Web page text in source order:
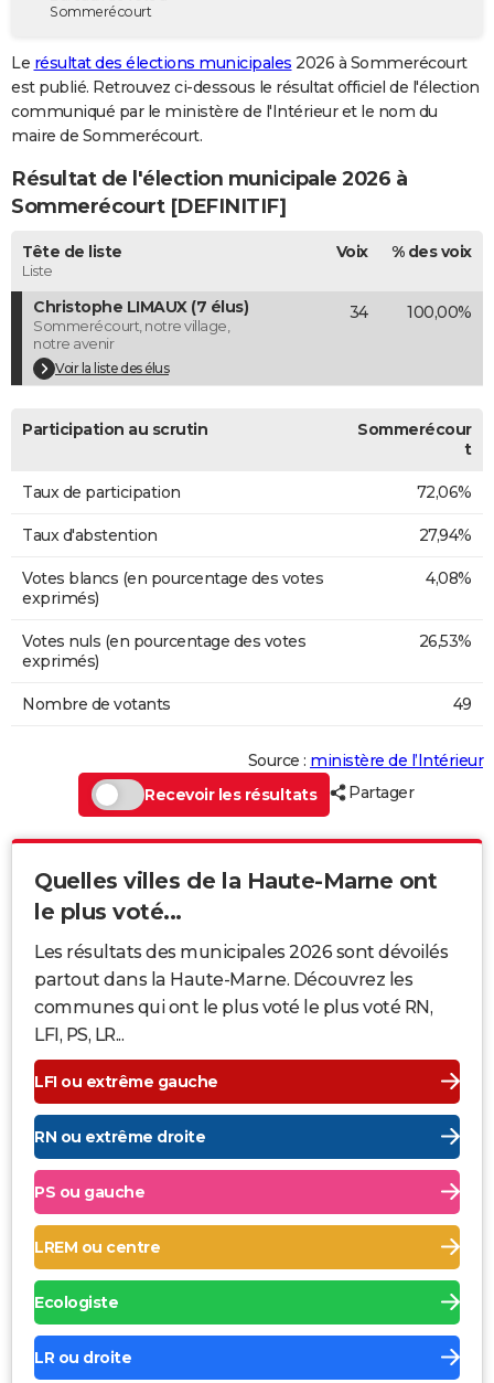
Destinations
City break
Voyage nature
Voyage de noces
Forum
GUIDES D'ACHAT
BONS PLANS
Carte de Noël
Carte Bonne année
Carte Saint-Valentin
Carte Pâques
Carte d'anniversaire
DICTIONNAIRE
Dictionnaire
Biographies
Citations
Expressions
Proverbes
PROGRAMME TV
COPAINS D'AVANT
S'inscrire
Se connecter
Lycées
Collèges
Primaires
Universités
Entreprises
Service militaire
Avis de recherche
AVIS DE DÉCÈS
FORUM
Bricolage
Lifestyle
Culture
Sport
Auto
Television
Voyage
Cinema
Sommerécourt
Le résultat des élections municipales 2026 à Sommerécourt
est publié. Retrouvez ci-dessous le résultat officiel de l'élection
communiqué par le ministère de l'Intérieur et le nom du
maire de Sommerécourt.
Résultat de l'élection municipale 2026 à
Sommerécourt [DEFINITIF]
Tête de liste
Liste
Voix % des voix
Christophe LIMAUX (7 élus)
Sommerécourt, notre village,
notre avenir
Voir la liste des élus
34 100,00%
Participation au scrutin
Sommerécour
t
Taux de participation 72,06%
Taux d'abstention 27,94%
Votes blancs (en pourcentage des votes
exprimés)
4,08%
Votes nuls (en pourcentage des votes
exprimés)
26,53%
Nombre de votants 49
Source : ministère de l’Intérieur
Recevoir les résultats
Partager
Quelles villes de la Haute-Marne ont
le plus voté...
Les résultats des municipales 2026 sont dévoilés
partout dans la Haute-Marne. Découvrez les
communes qui ont le plus voté le plus voté RN,
LFI, PS, LR...
LFI ou extrême gauche
RN ou extrême droite
PS ou gauche
LREM ou centre
Ecologiste
LR ou droite